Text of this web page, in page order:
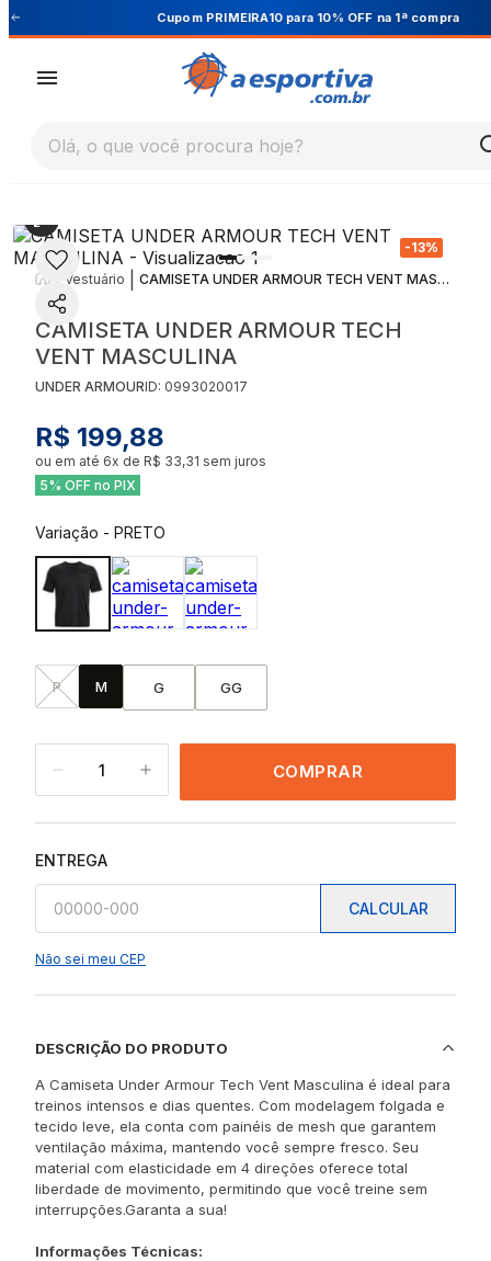
Cupom PRIMEIRA10 para 10% OFF na 1ª compra
Olá, o que você procura hoje?
-13%
Vestuário CAMISETA UNDER ARMOUR TECH VENT MASCULINA
CAMISETA UNDER ARMOUR TECH
VENT MASCULINA
UNDER ARMOURID: 0993020017
R$ 199,88
ou em até 6x de R$ 33,31 sem juros
5% OFF no PIX
Variação - PRETO
P M G GG
1 COMPRAR
ENTREGA
CALCULAR
Não sei meu CEP
DESCRIÇÃO DO PRODUTO
A Camiseta Under Armour Tech Vent Masculina é ideal para
treinos intensos e dias quentes. Com modelagem folgada e
tecido leve, ela conta com painéis de mesh que garantem
ventilação máxima, mantendo você sempre fresco. Seu
material com elasticidade em 4 direções oferece total
liberdade de movimento, permitindo que você treine sem
interrupções.Garanta a sua!
Informações Técnicas: